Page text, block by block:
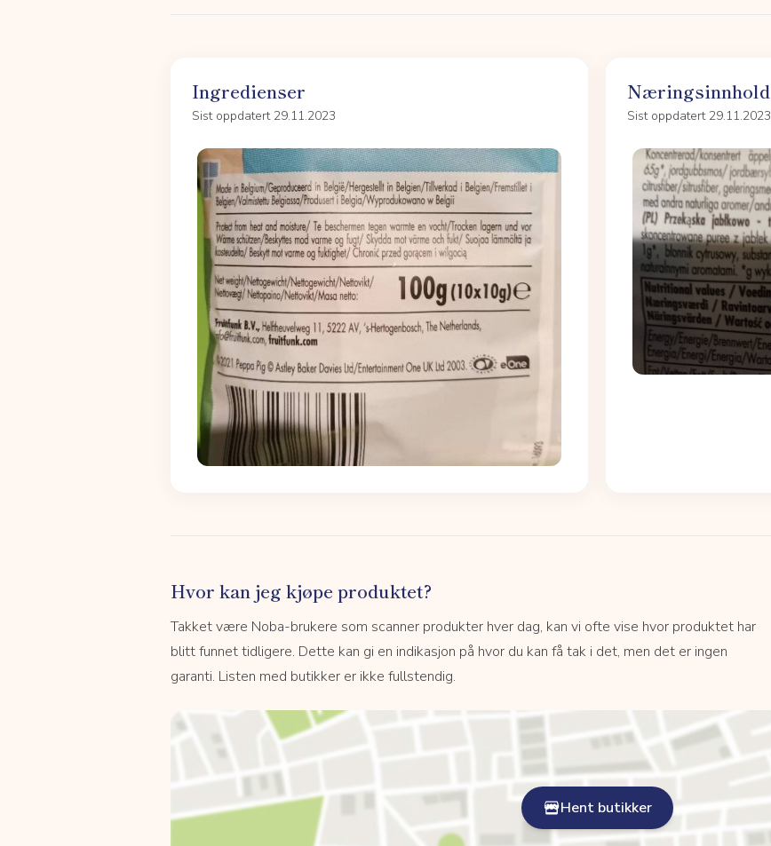
Ingredienser
Sist oppdatert 29.11.2023
Næringsinnhold
Sist oppdatert 29.11.2023
Hvor kan jeg kjøpe produktet?
Takket være Noba-brukere som scanner produkter hver dag, kan vi ofte vise hvor produktet har
blitt funnet tidligere. Dette kan gi en indikasjon på hvor du kan få tak i det, men det er ingen
garanti. Listen med butikker er ikke fullstendig.
Hent butikker